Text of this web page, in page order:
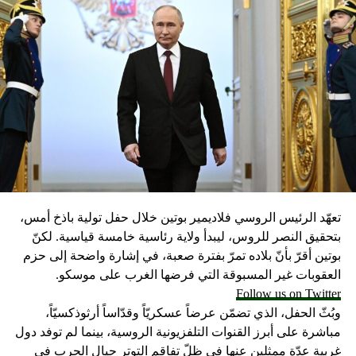
تعهّد الرئيس الروسي فلاديمير بوتين خلال حفل تولية باذخ أمس،
بتحقيق النصر للروس، ليبدأ ولاية رئاسية خامسة قياسية. لكنّ
بوتين أقرّ بأنّ بلاده تمرّ بفترة صعبة، في إشارة واضحة إلى حزم
العقوبات غير المسبوقة التي فرضها الغرب على موسكو.
Follow us on Twitter
وبُثّ الحفل، الذي تضمّن عرضاً عسكريّاً وقدّاساً أرثوذكسيّاً،
مباشرة على أبرز القنوات التلفزيونية الروسية، بينما لم توفد دول
غربية عدّة ممثلين عنها في ظلّ تفاقم التوتر حيال الحرب في